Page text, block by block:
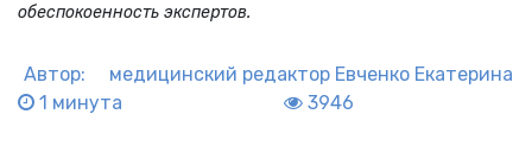
обеспокоенность экспертов.
Автор: медицинский редактор Евченко Екатерина
1 минута
3946